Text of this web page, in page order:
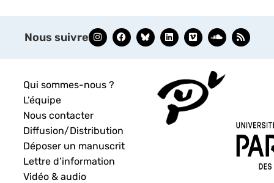
Nous suivre
Qui sommes-nous ?
L’équipe
Nous contacter
Diffusion/Distribution
Déposer un manuscrit
Lettre d’information
Vidéo & audio